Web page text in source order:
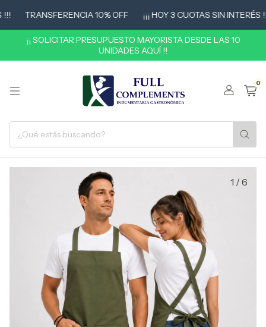
TRANSFERENCIA 10% OFF ¡¡¡ HOY 3 CUOTAS SIN INTERÉS !!!
¡¡ SOLICITAR PRESUPUESTO MAYORISTA DESDE LAS 10
UNIDADES AQUÍ !!
0
1 / 6